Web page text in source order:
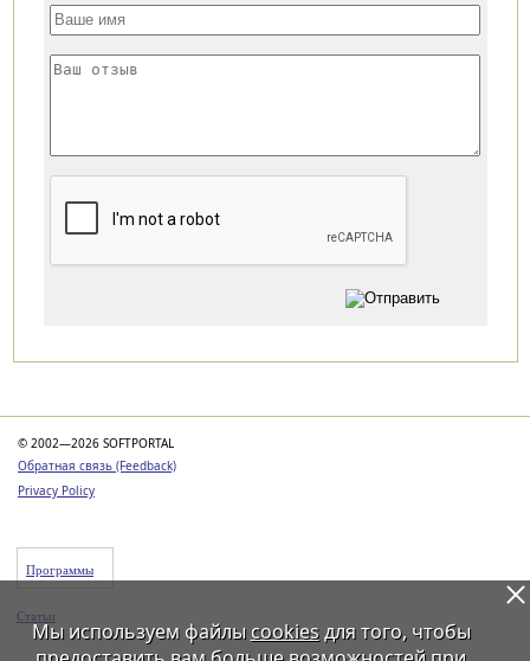
© 2002—2026 SOFTPORTAL
Обратная связь (Feedback)
Privacy Policy
Программы
Статьи
Мы используем файлы cookiesдля того, чтобы